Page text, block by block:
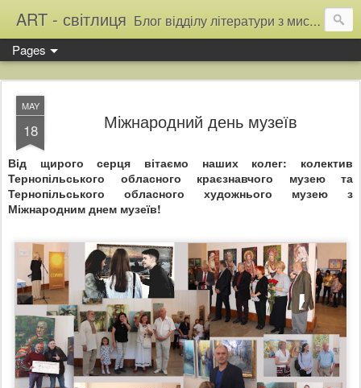
ART - світлиця Блог відділу літератури з мистецтва Тернопільської обласної універсальної наукової бібліотеки
Pages
MAY
18 Міжнародний день музеїв
Від щирого серця вітаємо наших колег: колектив
Тернопільського обласного краєзнавчого музею та
Тернопільського обласного художнього музею з
Міжнародним днем музеїв!